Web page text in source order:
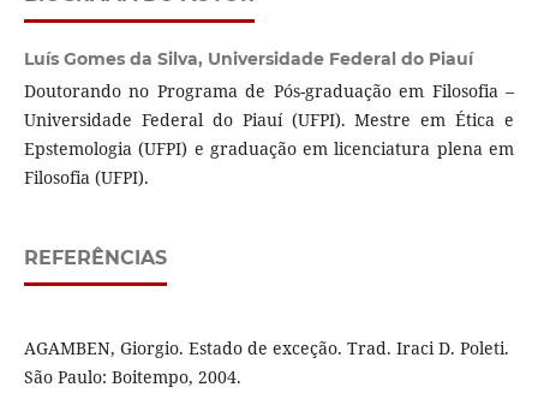
Luís Gomes da Silva, Universidade Federal do Piauí
Doutorando no Programa de Pós-graduação em Filosofia –
Universidade Federal do Piauí (UFPI). Mestre em Ética e
Epstemologia (UFPI) e graduação em licenciatura plena em
Filosofia (UFPI).
REFERÊNCIAS
AGAMBEN, Giorgio. Estado de exceção. Trad. Iraci D. Poleti.
São Paulo: Boitempo, 2004.